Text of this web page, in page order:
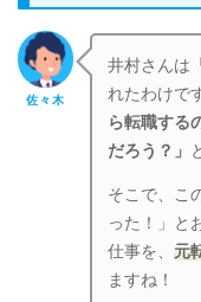
佐々木
井村さんは
れたわけで
ら転職する
だろう？」
そこで、こ
った！」と
仕事を、元
ますね！